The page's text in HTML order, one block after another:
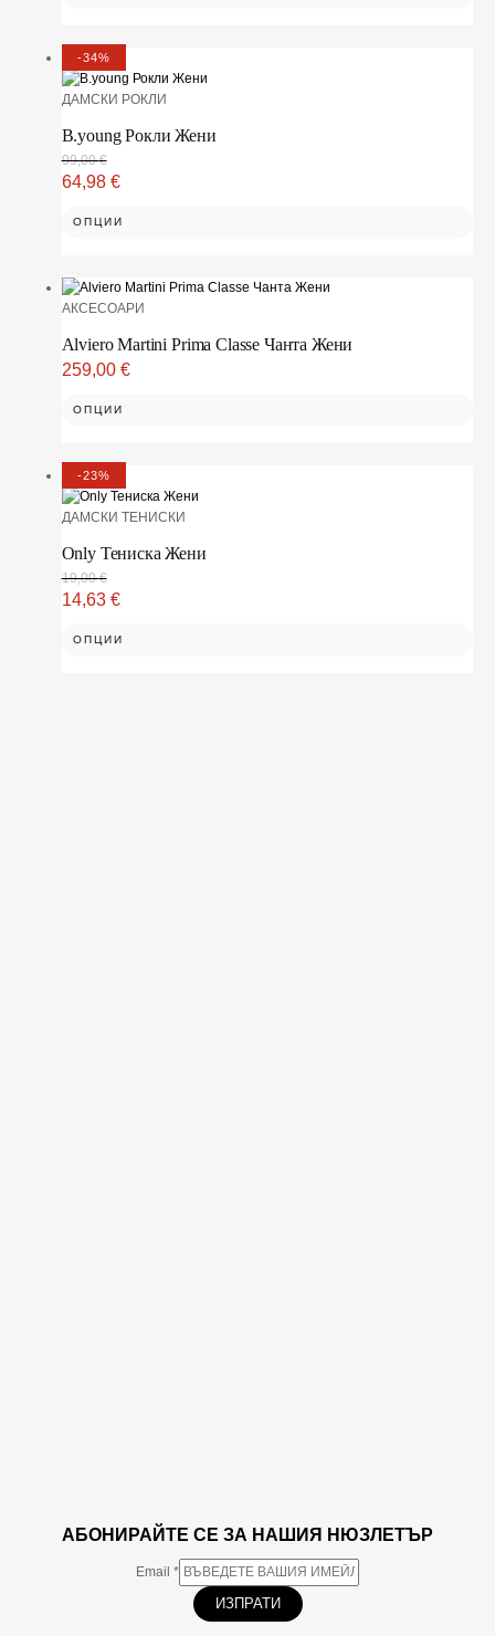
-34%
ДАМСКИ РОКЛИ
B.young Рокли Жени
99,00€
64,98 €
ОПЦИИ
АКСЕСОАРИ
Alviero Martini Prima Classe Чанта Жени
259,00 €
ОПЦИИ
-23%
ДАМСКИ ТЕНИСКИ
Only Тениска Жени
19,00€
14,63 €
ОПЦИИ
АБОНИРАЙТЕ СЕ ЗА НАШИЯ НЮЗЛЕТЪР
Email *
ИЗПРАТИ